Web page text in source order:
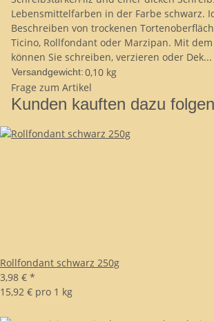
Lebensmittelfarben in der Farbe schwarz.
Beschreiben von trockenen
Ticino, Rollfondant oder Marzipan. Mit
können Sie schreiben, verzieren oder Dek...
Versandgewicht:0,10 kg
Frage zum Artikel
Kunden kauften dazu
Rollfondant schwarz 250g
3,98 € *
15,92 € pro 1 kg